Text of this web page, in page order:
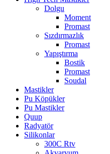
Dolgu
Moment
Promast
Sızdırmazlık
Promast
Yapıştırma
Bostik
Promast
Soudal
Mastikler
Pu Köpükler
Pu Mastikler
Quup
Radyatör
Silikonlar
300C Rtv